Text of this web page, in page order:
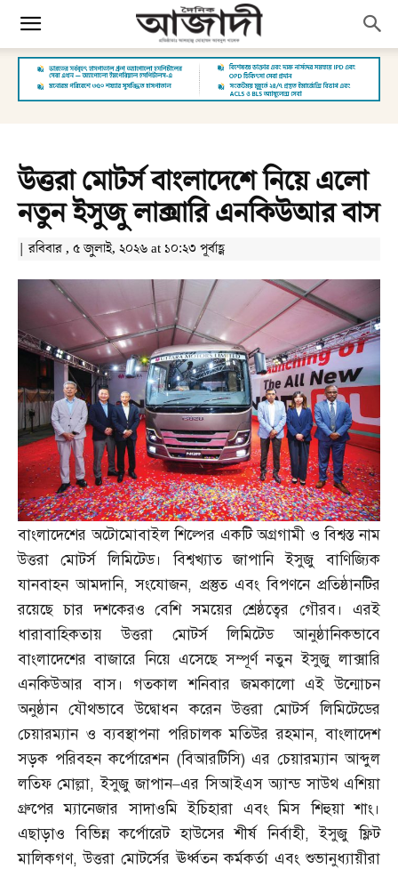
উত্তরা মোটর্স বাংলাদেশে নিয়ে এলো
নতুন ইসুজু লাক্সারি এনকিউআর বাস
| রবিবার , ৫ জুলাই, ২০২৬ at ১০:২৩ পূর্বাহ্ণ
বাংলাদেশের অটোমোবাইল শিল্পের একটি অগ্রগামী ও বিশ্বস্ত নাম
উত্তরা মোটর্স লিমিটেড। বিশ্বখ্যাত জাপানি ইসুজু বাণিজ্যিক
যানবাহন আমদানি,সংযোজন, প্রস্তুত এবং বিপণনে প্রতিষ্ঠানটির
রয়েছে চার দশকেরও বেশি সময়ের শ্রেষ্ঠত্বের গৌরব। এরই
ধারাবাহিকতায় উত্তরা মোটর্স লিমিটেড আনুষ্ঠানিকভাবে
বাংলাদেশের বাজারে নিয়ে এসেছে সম্পূর্ণ নতুন ইসুজু লাক্সারি
এনকিউআর বাস। গতকাল শনিবার জমকালো এই উন্মোচন
অনুষ্ঠান যৌথভাবে উদ্বোধন করেন উত্তরা মোটর্স লিমিটেডের
চেয়ারম্যান ও ব্যবস্থাপনা পরিচালক মতিউর রহমান,বাংলাদেশ
সড়ক পরিবহন কর্পোরেশন (বিআরটিসি)এর চেয়ারম্যান আব্দুল
লতিফ মোল্লা,ইসুজু জাপান–এর সিআইএস অ্যান্ড সাউথ এশিয়া
গ্রুপের ম্যানেজার সাদাওমি ইচিহারা এবং মিস শিহুয়া শাং।
এছাড়াও বিভিন্ন কর্পোরেট হাউসের শীর্ষ নির্বাহী,ইসুজু ফ্লিট
মালিকগণ,উত্তরা মোটর্সের ঊর্ধ্বতন কর্মকর্তা এবং শুভানুধ্যায়ীরা